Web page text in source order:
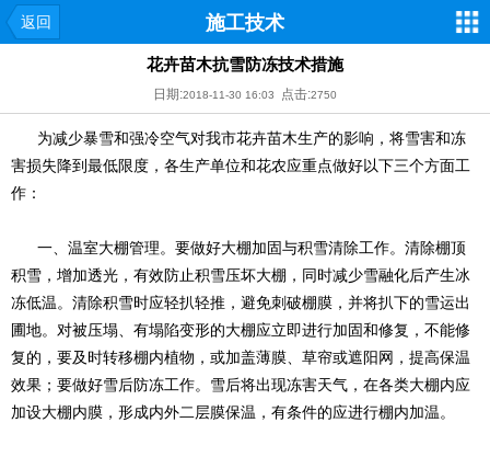
返回 施工技术
花卉苗木抗雪防冻技术措施
日期:2018-11-30 16:03 点击:2750
为减少暴雪和强冷空气对我市花卉苗木生产的影响，将雪害和冻
害损失降到最低限度，各生产单位和花农应重点做好以下三个方面工
作：
一、温室大棚管理。要做好大棚加固与积雪清除工作。清除棚顶
积雪，增加透光，有效防止积雪压坏大棚，同时减少雪融化后产生冰
冻低温。清除积雪时应轻扒轻推，避免刺破棚膜，并将扒下的雪运出
圃地。对被压塌、有塌陷变形的大棚应立即进行加固和修复，不能修
复的，要及时转移棚内植物，或加盖薄膜、草帘或遮阳网，提高保温
效果；要做好雪后防冻工作。雪后将出现冻害天气，在各类大棚内应
加设大棚内膜，形成内外二层膜保温，有条件的应进行棚内加温。